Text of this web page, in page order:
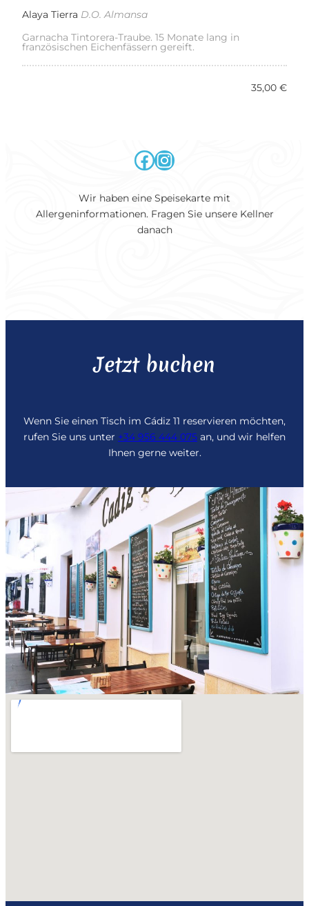
Alaya Tierra D.O. Almansa
Garnacha Tintorera-Traube. 15 Monate lang in
französischen Eichenfässern gereift.
35,00 €
Facebook
Instagram
Wir haben eine Speisekarte mit
Allergeninformationen. Fragen Sie unsere Kellner
danach
Jetzt buchen
Wenn Sie einen Tisch im Cádiz 11 reservieren möchten,
rufen Sie uns unter +34 956 444 075 an, und wir helfen
Ihnen gerne weiter.